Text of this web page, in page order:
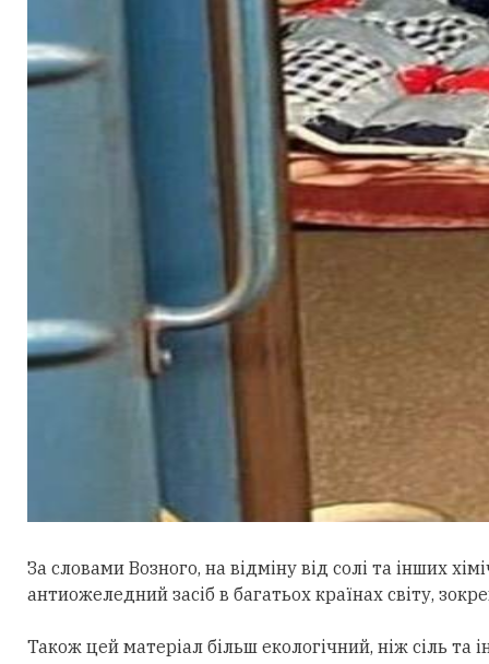
За словами Возного, на відміну від солі та інших
антиожеледний засіб в багатьох країнах світу,
Також цей матеріал більш екологічний, ніж сіль